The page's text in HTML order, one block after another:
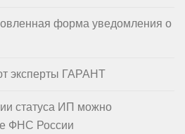
форма уведомления о
эксперты ГАРАНТ
статуса ИП можно
ФНС России